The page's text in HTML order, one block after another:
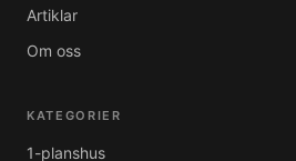
Artiklar
Om oss
KATEGORIER
1-planshus